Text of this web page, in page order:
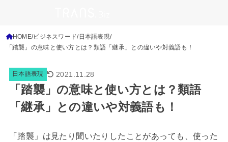
HOME ビジネスワード 日本語表現
「踏襲」の意味と使い方とは？類語「継承」との違いや対義語も！
日本語表現 2021.11.28
「踏襲」の意味と使い方とは？類語
「継承」との違いや対義語も！
「踏襲」は見たり聞いたりしたことがあっても、使った